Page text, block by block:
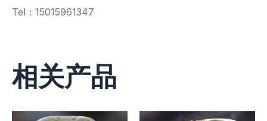
Tel：15015961347
相关产品